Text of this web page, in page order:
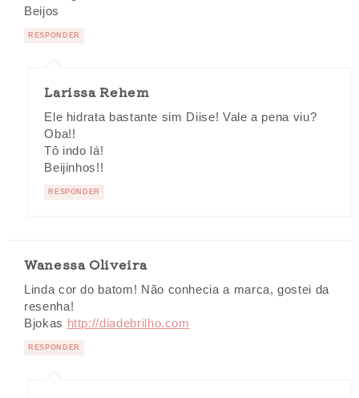
Beijos
RESPONDER
Larissa Rehem
Ele hidrata bastante sim Diise! Vale a pena viu?
Oba!!
Tô indo lá!
Beijinhos!!
RESPONDER
Wanessa Oliveira
Linda cor do batom! Não conhecia a marca, gostei da
resenha!
Bjokas http://diadebrilho.com
RESPONDER